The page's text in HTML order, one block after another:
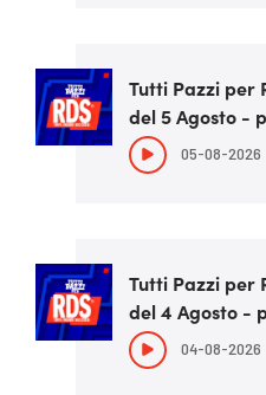
Tutti Pazzi per
del 5 Agosto -
05-08-2026
Tutti Pazzi per
del 4 Agosto -
04-08-2026